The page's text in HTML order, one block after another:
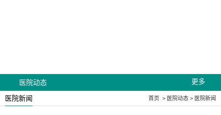
医院动态 更多
医院新闻 首页 > 医院动态 > 医院新闻